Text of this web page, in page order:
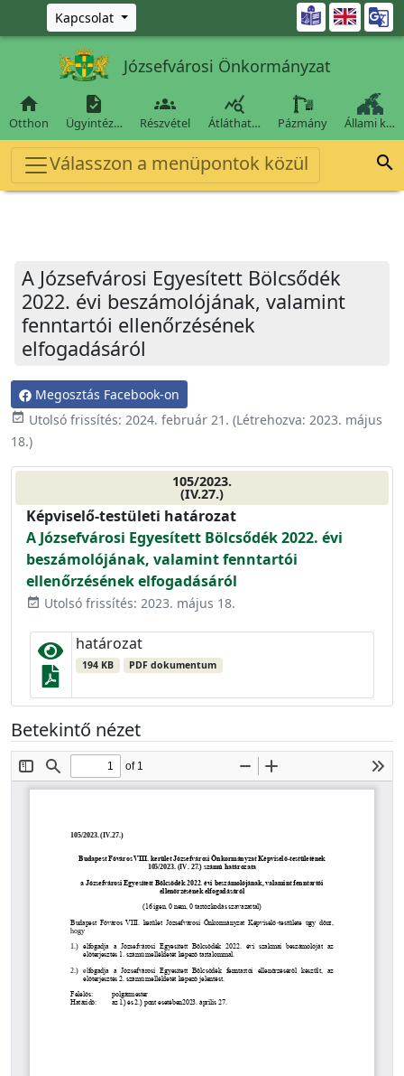
Ugrás a fő tartalomra
Kapcsolat 
Józsefvárosi Önkormányzat

Otthon

Ügyintéz…

Részvétel

Átláthat… Pázmány Állami k…
Válasszon a menüpontok közül 
A Józsefvárosi Egyesített Bölcsődék
2022. évi beszámolójának, valamint
fenntartói ellenőrzésének
elfogadásáról
Megosztás Facebook-on
event_available Utolsó frissítés: 2024. február 21. (Létrehozva: 2023. május
18.)
105/2023.
(IV.27.)
Képviselő-testületi határozat
A Józsefvárosi Egyesített Bölcsődék 2022. évi
beszámolójának, valamint fenntartói
ellenőrzésének elfogadásáról
event_available Utolsó frissítés: 2023. május 18.
határozat
194 KB PDF dokumentum
Betekintő nézet